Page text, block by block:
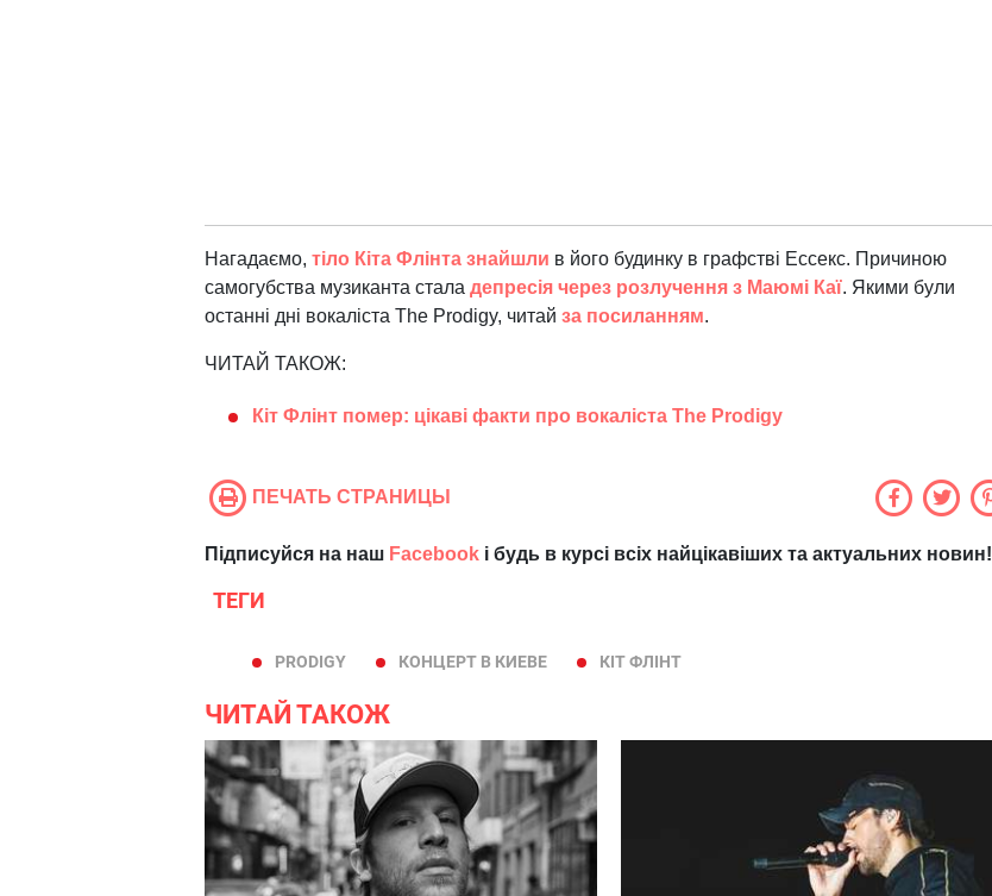
Нагадаємо, тіло Кіта Флінта знайшли в його будинку в графстві Ессекс. Причиною
самогубства музиканта стала депресія через розлучення з Маюмі Каї. Якими були
останні дні вокаліста The Prodigy, читай за посиланням.
ЧИТАЙ ТАКОЖ:
Кіт Флінт помер: цікаві факти про вокаліста The Prodigy
ПЕЧАТЬ СТРАНИЦЫ
Підписуйся на наш Facebook і будь в курсі всіх найцікавіших та актуальних новин!
ТЕГИ
PRODIGY КОНЦЕРТ В КИЕВЕ КІТ ФЛІНТ
ЧИТАЙ ТАКОЖ